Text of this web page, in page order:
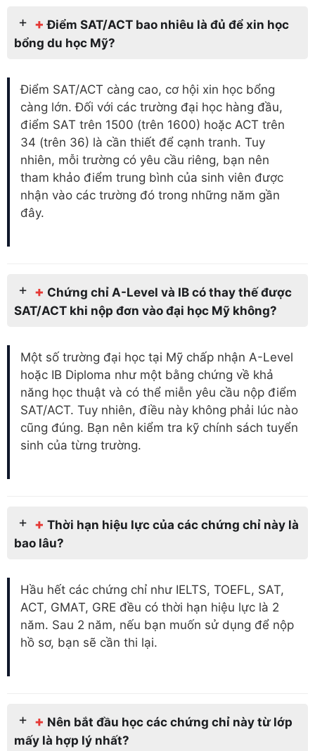
+Điểm SAT/ACT bao nhiêu là đủ để xin học
bổng du học Mỹ?
Điểm SAT/ACT càng cao, cơ hội xin học bổng
càng lớn. Đối với các trường đại học hàng đầu,
điểm SAT trên 1500 (trên 1600) hoặc ACT trên
34 (trên 36) là cần thiết để cạnh tranh. Tuy
nhiên, mỗi trường có yêu cầu riêng, bạn nên
tham khảo điểm trung bình của sinh viên được
nhận vào các trường đó trong những năm gần
đây.
+ Chứng chỉ A-Level và IB có thay thế được
SAT/ACT khi nộp đơn vào đại học Mỹ không?
Một số trường đại học tại Mỹ chấp nhận A-Level
hoặc IB Diploma như một bằng chứng về khả
năng học thuật và có thể miễn yêu cầu nộp điểm
SAT/ACT. Tuy nhiên, điều này không phải lúc nào
cũng đúng. Bạn nên kiểm tra kỹ chính sách tuyển
sinh của từng trường.
+ Thời hạn hiệu lực của các chứng chỉ này là
bao lâu?
Hầu hết các chứng chỉ như IELTS, TOEFL, SAT,
ACT, GMAT, GRE đều có thời hạn hiệu lực là 2
năm. Sau 2 năm, nếu bạn muốn sử dụng để nộp
hồ sơ, bạn sẽ cần thi lại.
+ Nên bắt đầu học các chứng chỉ này từ lớp
mấy là hợp lý nhất?